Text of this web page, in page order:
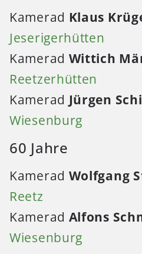
Kamerad Klaus
Jeserigerhütten
Kamerad Wittich
Reetzerhütten
Kamerad Jürgen
Wiesenburg
60 Jahre
Kamerad Wolfgang
Reetz
Kamerad Alfons
Wiesenburg